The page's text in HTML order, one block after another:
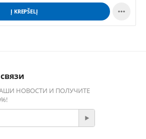
Į KREPŠELĮ 
НОВОСТИ И ПОЛУЧИТЕ